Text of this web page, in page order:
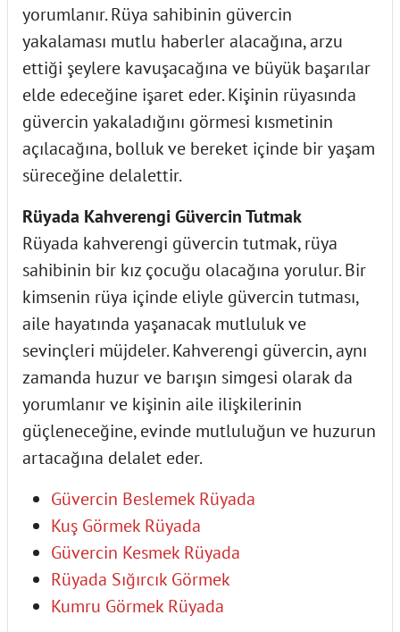
yorumlanır. Rüya sahibinin güvercin
yakalaması mutlu haberler alacağına, arzu
ettiği şeylere kavuşacağına ve büyük başarılar
elde edeceğine işaret eder. Kişinin rüyasında
güvercin yakaladığını görmesi kısmetinin
açılacağına, bolluk ve bereket içinde bir yaşam
süreceğine delalettir.
Rüyada Kahverengi Güvercin Tutmak
Rüyada kahverengi güvercin tutmak, rüya
sahibinin bir kız çocuğu olacağına yorulur. Bir
kimsenin rüya içinde eliyle güvercin tutması,
aile hayatında yaşanacak mutluluk ve
sevinçleri müjdeler. Kahverengi güvercin, aynı
zamanda huzur ve barışın simgesi olarak da
yorumlanır ve kişinin aile ilişkilerinin
güçleneceğine, evinde mutluluğun ve huzurun
artacağına delalet eder.
Güvercin Beslemek Rüyada
Kuş Görmek Rüyada
Güvercin Kesmek Rüyada
Rüyada Sığırcık Görmek
Kumru Görmek Rüyada